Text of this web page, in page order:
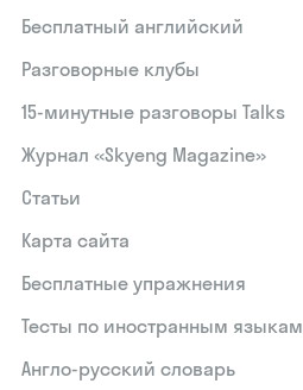
Бесплатный английский
Разговорные клубы
15‑минутные разговоры Talks
Журнал «Skyeng Magazine»
Статьи
Карта сайта
Бесплатные упражнения
Тесты по иностранным языкам
Англо-русский словарь